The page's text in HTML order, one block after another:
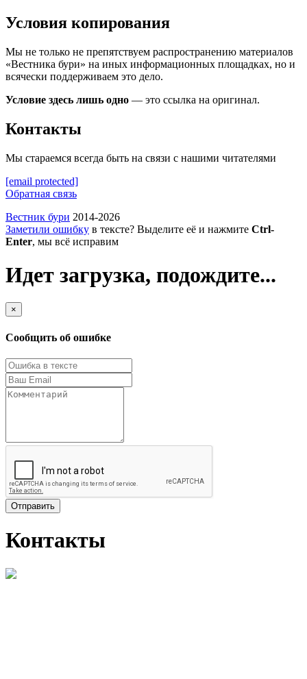
Условия копирования
Мы не только не препятствуем распространению материалов
«Вестника бури» на иных информационных площадках, но и
всячески поддерживаем это дело.
Условие здесь лишь одно — это ссылка на оригинал.
Контакты
Мы стараемся всегда быть на связи с нашими читателями
[email protected]
Обратная связь
Вестник бури 2014-2026
Заметили ошибку в тексте? Выделите её и нажмите Ctrl-
Enter, мы всё исправим
Идет загрузка, подождите...
×
Сообщить об ошибке
Отправить
Контакты